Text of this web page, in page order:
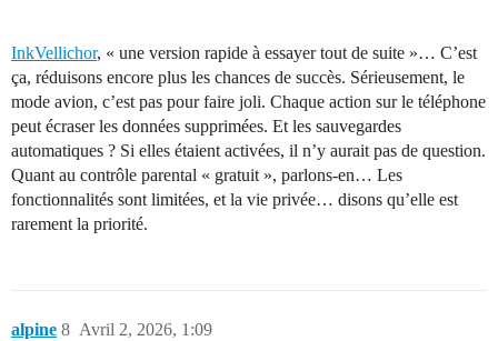
InkVellichor, « une version rapide à essayer tout de suite »… C’est
ça, réduisons encore plus les chances de succès. Sérieusement, le
mode avion, c’est pas pour faire joli. Chaque action sur le téléphone
peut écraser les données supprimées. Et les sauvegardes
automatiques ? Si elles étaient activées, il n’y aurait pas de question.
Quant au contrôle parental « gratuit », parlons-en… Les
fonctionnalités sont limitées, et la vie privée… disons qu’elle est
rarement la priorité.
alpine Avril 2, 2026, 1:09
8